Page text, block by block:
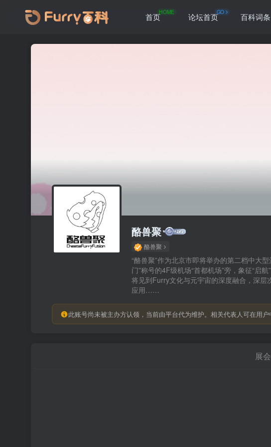
首页HOME 论坛首页GO 百科词条
酪兽聚
酪兽聚
“酪兽聚”作为北京市即将举办的第二档中大
门”称号的4F级机场“首都机场”旁，象征“启
将见到Furry文化与元宇宙的深度融合，深
应用……
此账号尚未被主办方认领，当前由平台代为维护。相关代表人可在用户
展会